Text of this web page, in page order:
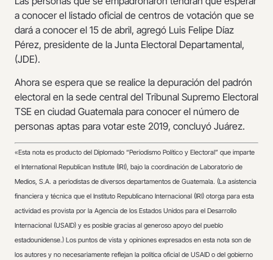
a conocer el listado oficial de centros de votación que se
dará a conocer el 15 de abril, agregó Luis Felipe Díaz
Pérez, presidente de la Junta Electoral Departamental,
(JDE).
Ahora se espera que se realice la depuración del padrón
electoral en la sede central del Tribunal Supremo Electoral
TSE en ciudad Guatemala para conocer el número de
personas aptas para votar este 2019, concluyó Juárez.
«Esta nota es producto del Diplomado “Periodismo Político y Electoral” que imparte
el International Republican Institute (IRI), bajo la coordinación de Laboratorio de
Medios, S.A. a periodistas de diversos departamentos de Guatemala. (La asistencia
financiera y técnica que el Instituto Republicano Internacional (IRI) otorga para esta
actividad es provista por la Agencia de los Estados Unidos para el Desarrollo
Internacional (USAID) y es posible gracias al generoso apoyo del pueblo
estadounidense.) Los puntos de vista y opiniones expresados en esta nota son de
los autores y no necesariamente reflejan la política oficial de USAID o del gobierno